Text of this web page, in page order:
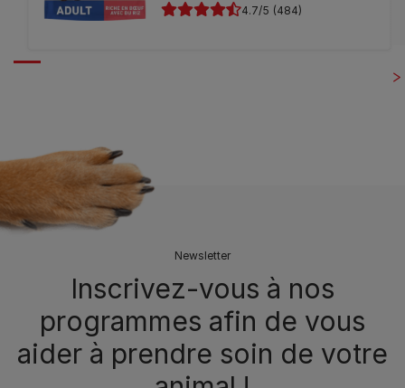
4.7 (484)
Newsletter
Inscrivez-vous à nos
programmes afin de vous
aider à prendre soin de votre